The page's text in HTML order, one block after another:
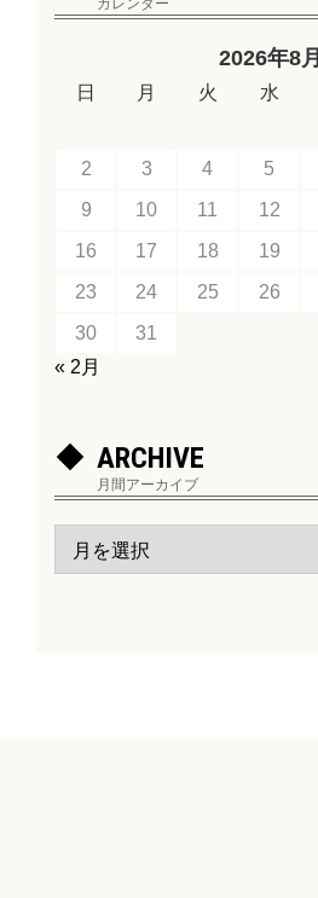
カレンダー
2026年8月
日 月 火 水
2
3 4 5
9
10 11 12
16
17 18 19
23
24 25 26
30
31
« 2月
ARCHIVE
月間アーカイブ